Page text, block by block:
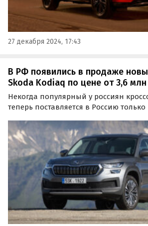
27 декабря 2024, 17:43
В РФ появились в продаже
Skoda Kodiaq по цене от 3,6
Некогда популярный у россиян
теперь поставляется в Россию только
уже более семисот таких
на одном из классифайдов сейчас
000…